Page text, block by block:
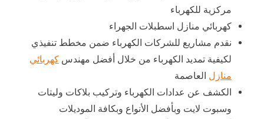
مركزية للكهرباء
كهربائي منازل اسطبلات الجهراء
نقدم مشاريع للشركات الكهرباء ضمن مخطط تنفيذي
لكيفية تمديد الكهرباء من خلال أفضل مهندس كهربائي
منازل العاصمة
الكشف عن عدادات الكهرباء وتركيب بلاكات وليتات
وسبوت لايت وبأفضل الأنواع وبكافة الموديلات